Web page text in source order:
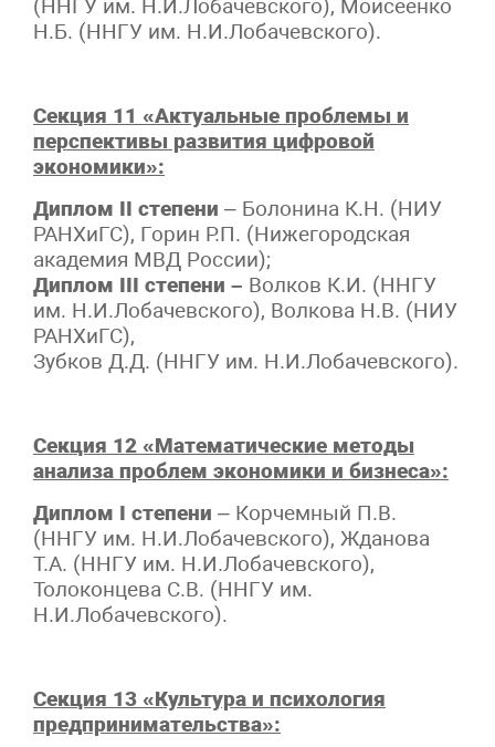
(ННГУ им. Н.И.Лобачевского), Моисеенко
Н.Б. (ННГУ им. Н.И.Лобачевского).
Секция 11 «Актуальные проблемы и
перспективы развития цифровой
экономики»:
Диплом II степени – Болонина К.Н. (НИУ
РАНХиГС), Горин Р.П. (Нижегородская
академия МВД России);
Диплом III степени – Волков К.И. (ННГУ
им. Н.И.Лобачевского), Волкова Н.В. (НИУ
РАНХиГС),
Зубков Д.Д. (ННГУ им. Н.И.Лобачевского).
Секция 12 «Математические методы
анализа проблем экономики и бизнеса»:
Диплом I степени – Корчемный П.В.
(ННГУ им. Н.И.Лобачевского), Жданова
Т.А. (ННГУ им. Н.И.Лобачевского),
Толоконцева С.В. (ННГУ им.
Н.И.Лобачевского).
Секция 13 «Культура и психология
предпринимательства»: